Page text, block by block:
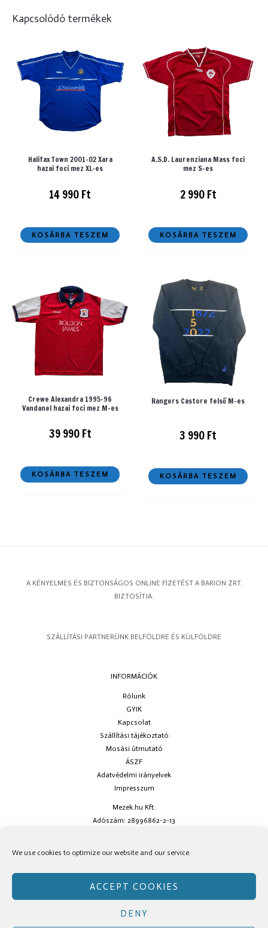
We use cookies to optimize our website and our service.
ACCEPT COOKIES
DENY
Kapcsolódó termékek
Halifax Town 2001-02 Xara
hazai foci mez XL-es
14 990Ft
KOSÁRBA TESZEM
A.S.D. Laurenziana Mass foci
mez S-es
2 990Ft
KOSÁRBA TESZEM
Crewe Alexandra 1995-96
Vandanel hazai foci mez M-es
39 990Ft
KOSÁRBA TESZEM
Rangers Castore felső M-es
3 990Ft
KOSÁRBA TESZEM
A KÉNYELMES ÉS BIZTONSÁGOS ONLINE FIZETÉST A BARION ZRT.
BIZTOSÍTJA.
SZÁLLÍTÁSI PARTNERÜNK BELFÖLDRE ÉS KÜLFÖLDRE
INFORMÁCIÓK
Rólunk
GYIK
Kapcsolat
Szállítási tájékoztató
Mosási útmutató
ÁSZF
Adatvédelmi irányelvek
Impresszum
Mezek.hu Kft.
Adószám: 28996862-2-13
social oldalainkon!
Copyright © Mezek.hu 2026 Mezek.hu